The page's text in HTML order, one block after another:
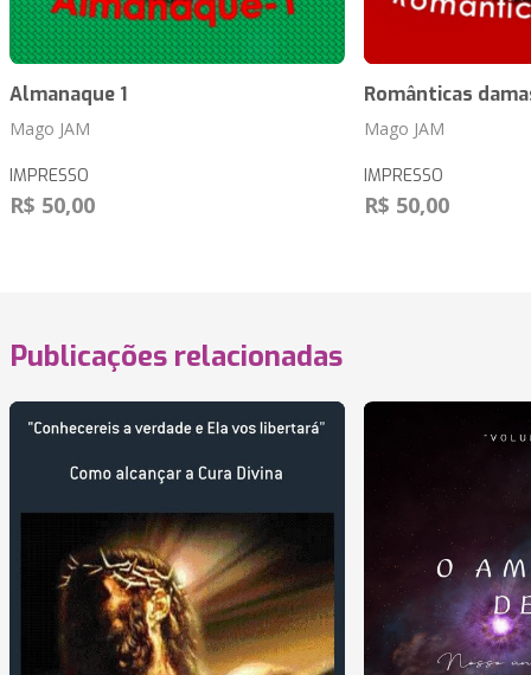
Almanaque 1
Mago JAM
IMPRESSO
R$ 50,00
Românticas
Mago JAM
IMPRESSO
R$ 50,00
Publicações relacionadas